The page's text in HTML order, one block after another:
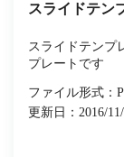
スライドテン
スライドテンプ
プレートです
ファイル形式：
更新日：2016/